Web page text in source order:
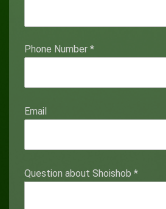
Phone Number *
Email
Question about Shoishob *